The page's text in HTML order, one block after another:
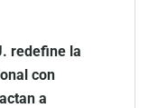
redefine la
con
a